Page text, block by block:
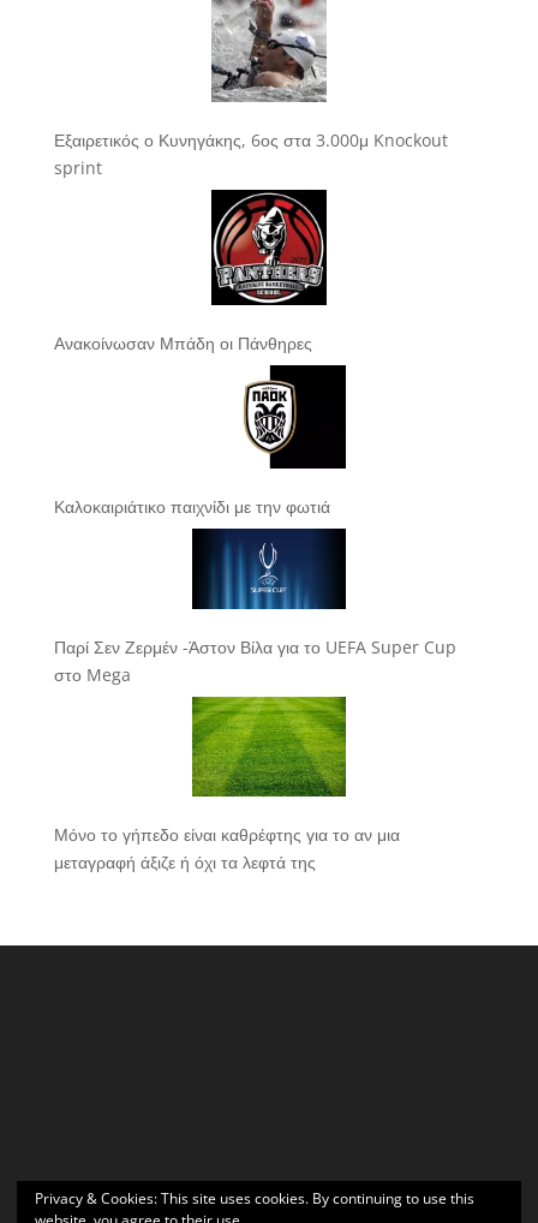
Εξαιρετικός ο Κυνηγάκης, 6ος στα 3.000μ Knockout
sprint
Ανακοίνωσαν Μπάδη οι Πάνθηρες
Καλοκαιριάτικο παιχνίδι με την φωτιά
Παρί Σεν Ζερμέν -Άστον Βίλα για το UEFA Super Cup
στο Mega
Μόνο το γήπεδο είναι καθρέφτης για το αν μια
μεταγραφή άξιζε ή όχι τα λεφτά της
Privacy & Cookies: This site uses cookies. By continuing to use this